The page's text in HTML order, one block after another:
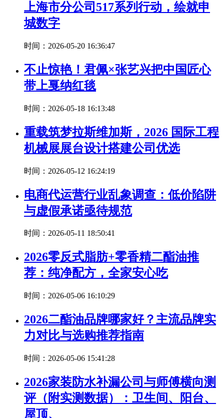
上海市分公司517系列行动，绘就申
城数字
时间：2026-05-20 16:36:47
不止惊艳！君佩×张艺兴把中国匠心
带上戛纳红毯
时间：2026-05-18 16:13:48
重载筑梦拉斯维加斯，2026 国际工程
机械展展台设计搭建公司优选
时间：2026-05-12 16:24:19
电商代运营行业乱象调查：低价陷阱
与虚假承诺亟待规范
时间：2026-05-11 18:50:41
2026零反式脂肪+零香精二酯油推
荐：纯净配方，全家安心吃
时间：2026-05-06 16:10:29
2026二酯油品牌哪家好？主流品牌实
力对比与选购推荐指南
时间：2026-05-06 15:41:28
2026家装防水补漏公司与师傅横向测
评（附实测数据）：卫生间、阳台、
屋顶、